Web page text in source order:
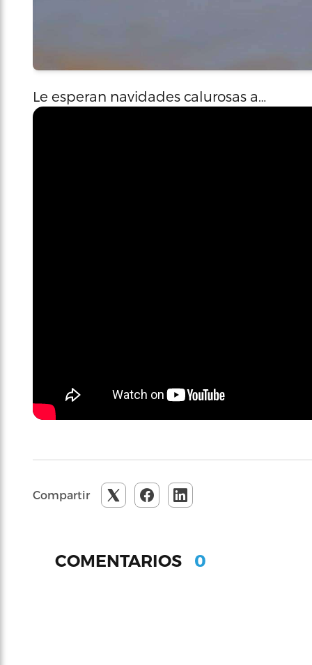
Le esperan navidades calurosas a…
Compartir
COMENTARIOS 0